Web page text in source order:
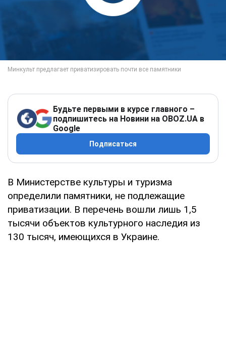
Будьте первыми в курсе главного –
подпишитесь на Новини на OBOZ.UA в
Google
Подписаться
В Министерстве культуры и туризма
определили памятники, не подлежащие
приватизации. В перечень вошли лишь 1,5
тысячи объектов культурного наследия из
130 тысяч, имеющихся в Украине.